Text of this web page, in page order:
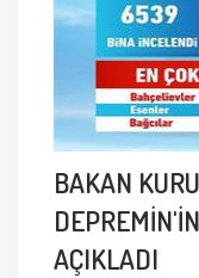
BAKAN
AÇIKLADI